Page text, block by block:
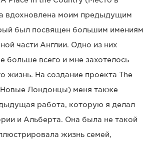
вдохновлена моим предыдущим
был посвящен большим имениям
части Англии. Одно из них
больше всего и мне захотелось
жизнь. На создание проекта The
Лондонцы) меня также
работа, которую я делал
и Альберта. Она была не такой
жизнь семей,